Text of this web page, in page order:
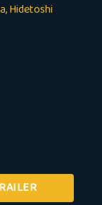
Hidetoshi